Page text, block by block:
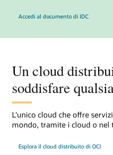
Accedi al documento di IDC
Un cloud
soddisfare
L'unico cloud che offre
mondo, tramite i cloud o nel
Esplora il cloud distribuito di OCI